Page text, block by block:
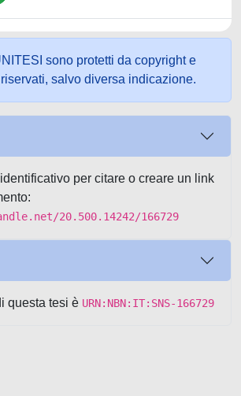
sono protetti da copyright e
salvo diversa indicazione.
per citare o creare un link
20.500.14242/166729
questa tesi è URN:NBN:IT:SNS-166729